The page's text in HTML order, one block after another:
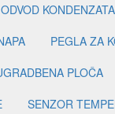
KONDENZATA
PEGLA ZA
PLOČA
SENZOR